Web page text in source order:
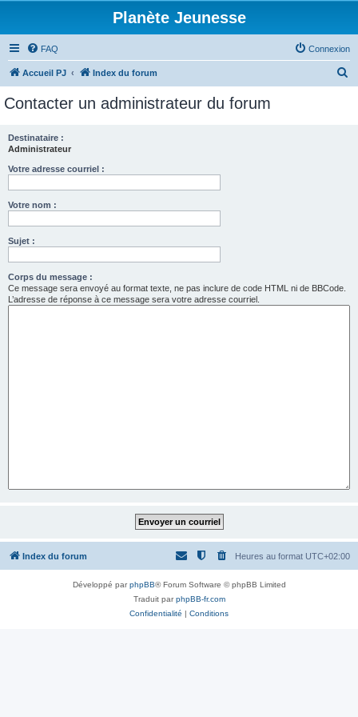
Planète Jeunesse
FAQ Connexion
Accueil PJ Index du forum
Contacter un administrateur du forum
Destinataire :
Administrateur
Votre adresse courriel :
Votre nom :
Sujet :
Corps du message :
Ce message sera envoyé au format texte, ne pas inclure de code HTML ni de BBCode.
L’adresse de réponse à ce message sera votre adresse courriel.
Index du forum Heures au format UTC+02:00
Développé parphpBB® Forum Software © phpBB Limited
Traduit parphpBB-fr.com
Confidentialité | Conditions